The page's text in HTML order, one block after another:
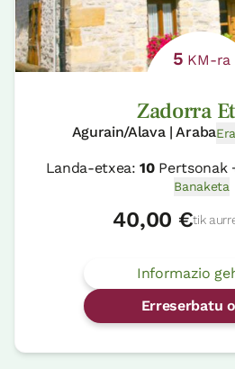
5 KM-ra
Zadorra
Agurain/Alava | Araba
Landa-etxea:10Pertsonak
Banaketa
40,00 €tik
Informazio
Erreserbatu